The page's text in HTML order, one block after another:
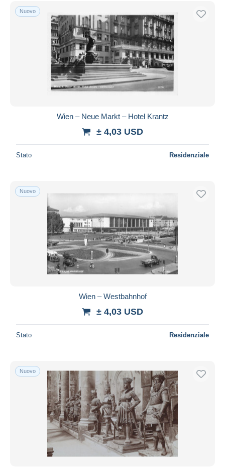
Spedizione gratuita
Metodi di pagamento
PayPal
Bonifico bancario
Visa
Mastercard
Residenza del venditore
Aggiorna
Nuovo
Wien – Neue Markt – Hotel Krantz
± 4,03 USD
Stato Residenziale
Nuovo
Wien – Westbahnhof
± 4,03 USD
Stato Residenziale
Nuovo